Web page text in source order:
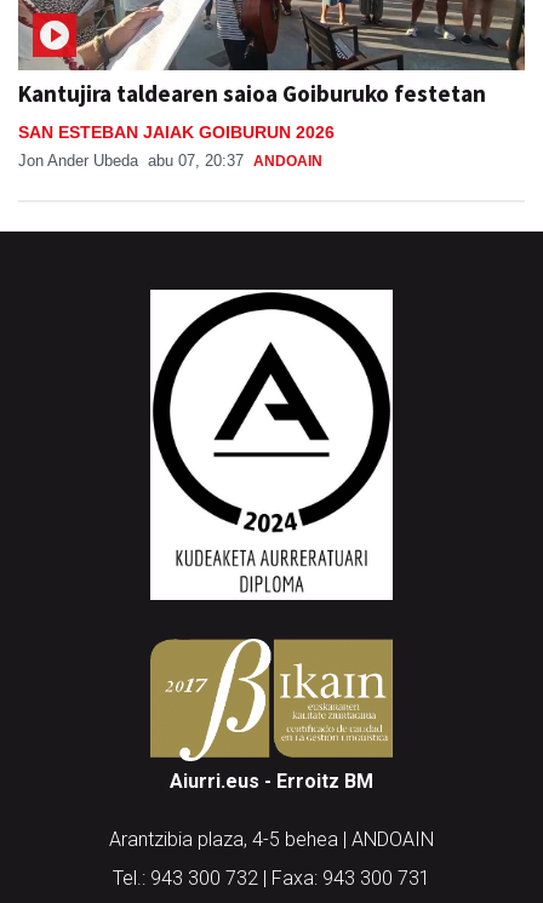
Kantujira taldearen saioa Goiburuko festetan
SAN ESTEBAN JAIAK GOIBURUN 2026
Jon Ander Ubeda abu 07, 20:37 ANDOAIN
Aiurri.eus - Erroitz BM
Arantzibia plaza, 4-5 behea | ANDOAIN
Tel.: 943 300 732 | Faxa: 943 300 731